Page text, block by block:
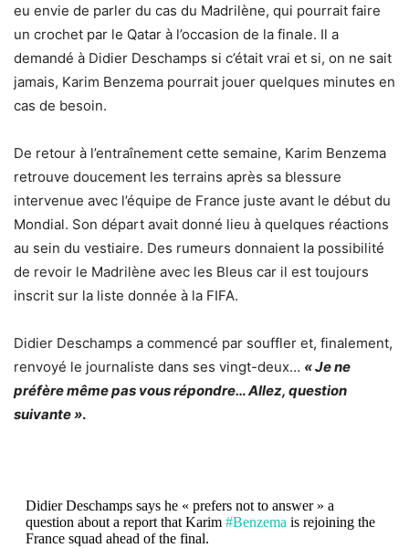
eu envie de parler du cas du Madrilène, qui pourrait faire
un crochet par le Qatar à l’occasion de la finale. Il a
demandé à Didier Deschamps si c’était vrai et si, on ne sait
jamais, Karim Benzema pourrait jouer quelques minutes en
cas de besoin.
De retour à l’entraînement cette semaine, Karim Benzema
retrouve doucement les terrains après sa blessure
intervenue avec l’équipe de France juste avant le début du
Mondial. Son départ avait donné lieu à quelques réactions
au sein du vestiaire. Des rumeurs donnaient la possibilité
de revoir le Madrilène avec les Bleus car il est toujours
inscrit sur la liste donnée à la FIFA.
Didier Deschamps a commencé par souffler et, finalement,
renvoyé le journaliste dans ses vingt-deux… « Je ne
préfère même pas vous répondre… Allez, question
suivante ».
Didier Deschamps says he « prefers not to answer » a
question about a report that Karim #Benzema is rejoining the
France squad ahead of the final.